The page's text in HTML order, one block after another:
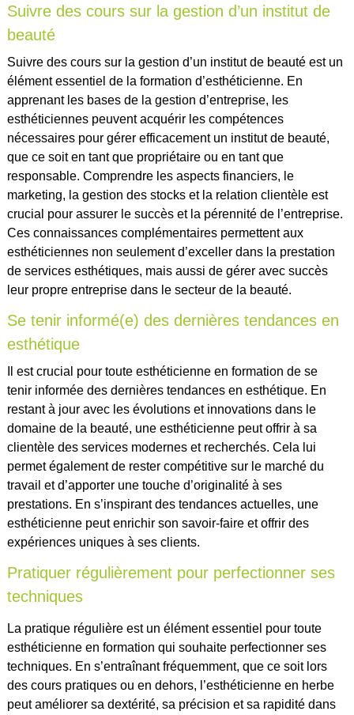
Suivre des cours sur la gestion d’un institut de
beauté
Suivre des cours sur la gestion d’un institut de beauté est un
élément essentiel de la formation d’esthéticienne. En
apprenant les bases de la gestion d’entreprise, les
esthéticiennes peuvent acquérir les compétences
nécessaires pour gérer efficacement un institut de beauté,
que ce soit en tant que propriétaire ou en tant que
responsable. Comprendre les aspects financiers, le
marketing, la gestion des stocks et la relation clientèle est
crucial pour assurer le succès et la pérennité de l’entreprise.
Ces connaissances complémentaires permettent aux
esthéticiennes non seulement d’exceller dans la prestation
de services esthétiques, mais aussi de gérer avec succès
leur propre entreprise dans le secteur de la beauté.
Se tenir informé(e) des dernières tendances en
esthétique
Il est crucial pour toute esthéticienne en formation de se
tenir informée des dernières tendances en esthétique. En
restant à jour avec les évolutions et innovations dans le
domaine de la beauté, une esthéticienne peut offrir à sa
clientèle des services modernes et recherchés. Cela lui
permet également de rester compétitive sur le marché du
travail et d’apporter une touche d’originalité à ses
prestations. En s’inspirant des tendances actuelles, une
esthéticienne peut enrichir son savoir-faire et offrir des
expériences uniques à ses clients.
Pratiquer régulièrement pour perfectionner ses
techniques
La pratique régulière est un élément essentiel pour toute
esthéticienne en formation qui souhaite perfectionner ses
techniques. En s’entraînant fréquemment, que ce soit lors
des cours pratiques ou en dehors, l’esthéticienne en herbe
peut améliorer sa dextérité, sa précision et sa rapidité dans